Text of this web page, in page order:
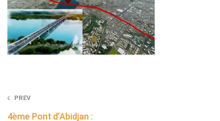
Post
navigation
PREV
4ème Pont d’Abidjan :